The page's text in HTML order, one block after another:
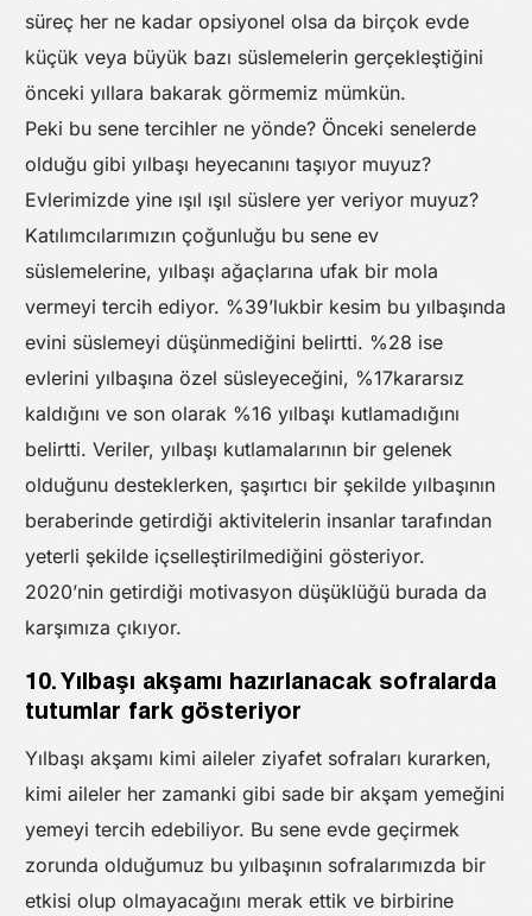
süreç her ne kadar opsiyonel olsa da birçok evde
küçük veya büyük bazı süslemelerin gerçekleştiğini
önceki yıllara bakarak görmemiz mümkün.
Peki bu sene tercihler ne yönde? Önceki senelerde
olduğu gibi yılbaşı heyecanını taşıyor muyuz?
Evlerimizde yine ışıl ışıl süslere yer veriyor muyuz?
Katılımcılarımızın çoğunluğu bu sene ev
süslemelerine, yılbaşı ağaçlarına ufak bir mola
vermeyi tercih ediyor. %39’lukbir kesim bu yılbaşında
evini süslemeyi düşünmediğini belirtti. %28 ise
evlerini yılbaşına özel süsleyeceğini, %17kararsız
kaldığını ve son olarak %16 yılbaşı kutlamadığını
belirtti. Veriler, yılbaşı kutlamalarının bir gelenek
olduğunu desteklerken, şaşırtıcı bir şekilde yılbaşının
beraberinde getirdiği aktivitelerin insanlar tarafından
yeterli şekilde içselleştirilmediğini gösteriyor.
2020’nin getirdiği motivasyon düşüklüğü burada da
karşımıza çıkıyor.
10. Yılbaşı akşamı hazırlanacak sofralarda
tutumlar fark gösteriyor
Yılbaşı akşamı kimi aileler ziyafet sofraları kurarken,
kimi aileler her zamanki gibi sade bir akşam yemeğini
yemeyi tercih edebiliyor. Bu sene evde geçirmek
zorunda olduğumuz bu yılbaşının sofralarımızda bir
etkisi olup olmayacağını merak ettik ve birbirine